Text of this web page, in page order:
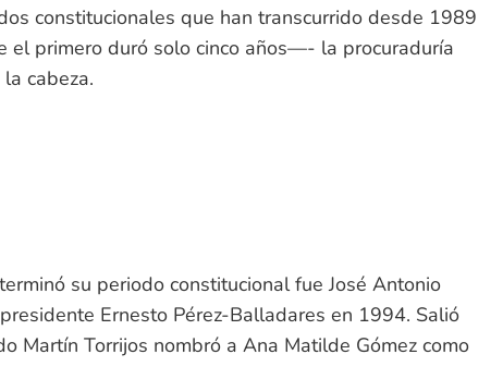
constitucionales que han transcurrido desde 1989
primero duró solo cinco años—- la procuraduría
cabeza.
su periodo constitucional fue José Antonio
Ernesto Pérez-Balladares en 1994. Salió
Martín Torrijos nombró a Ana Matilde Gómez como